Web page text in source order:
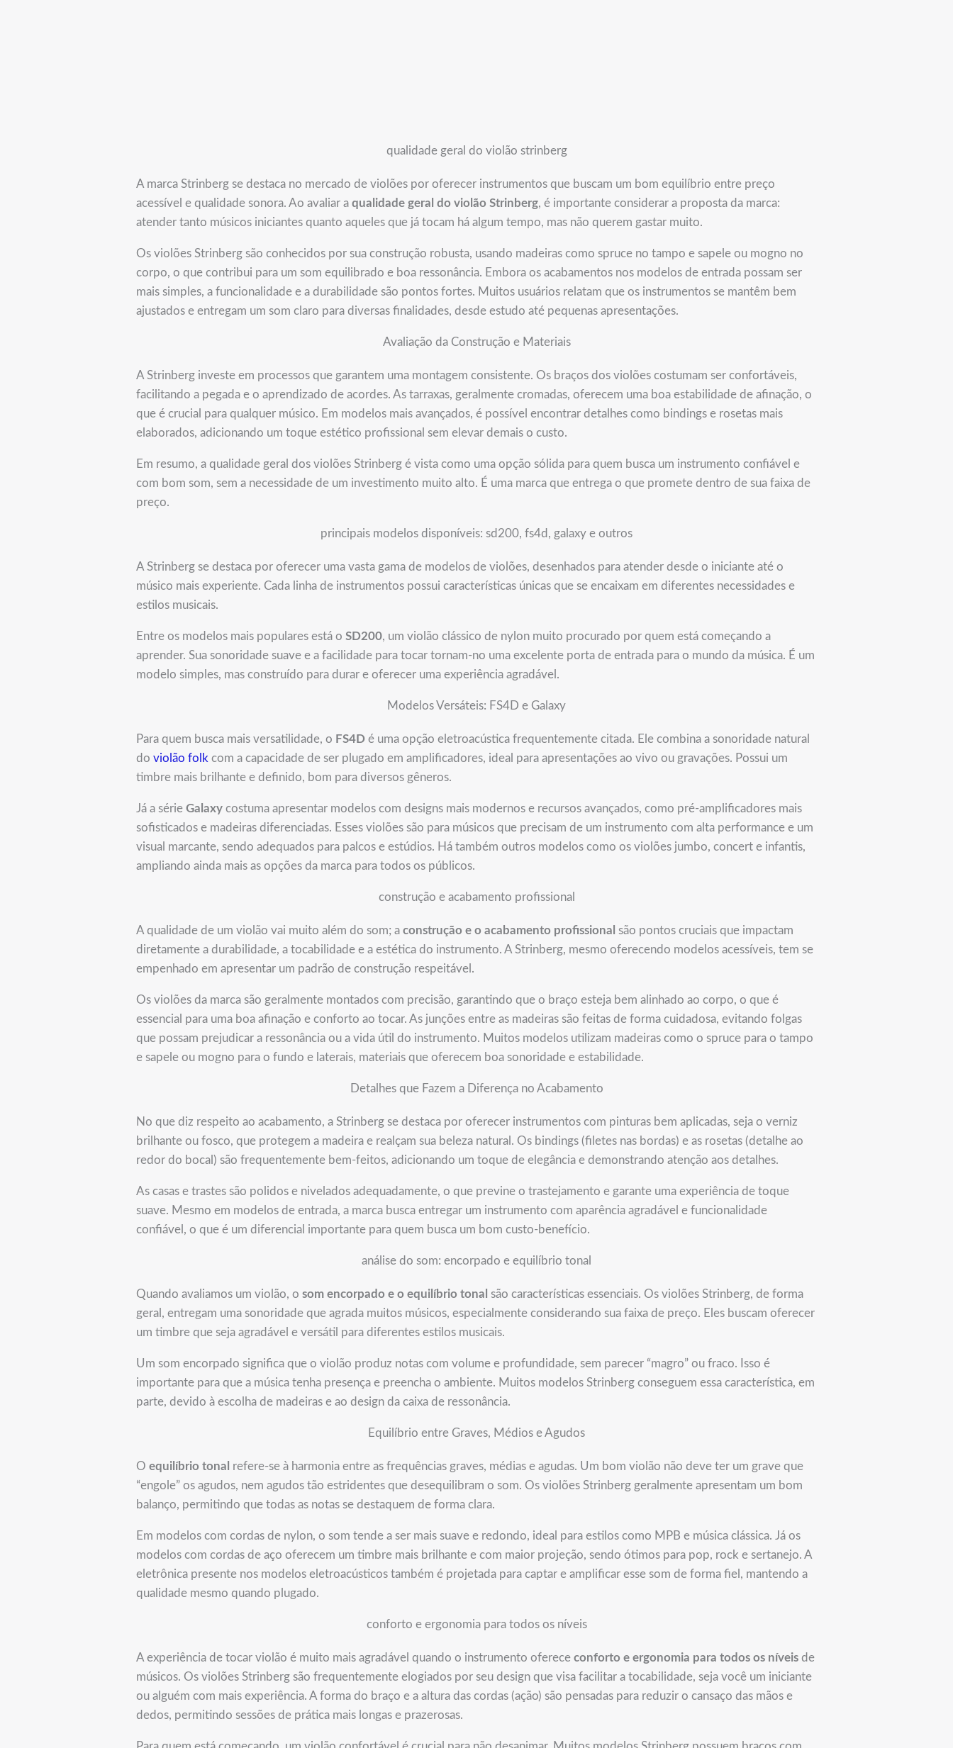
qualidade geral do violão strinberg
A marca Strinberg se destaca no mercado de violões por oferecer instrumentos que buscam um bom equilíbrio entre preço
acessível e qualidade sonora. Ao avaliar a qualidade geral do violão Strinberg, é importante considerar a proposta da marca:
atender tanto músicos iniciantes quanto aqueles que já tocam há algum tempo, mas não querem gastar muito.
Os violões Strinberg são conhecidos por sua construção robusta, usando madeiras como spruce no tampo e sapele ou mogno no
corpo, o que contribui para um som equilibrado e boa ressonância. Embora os acabamentos nos modelos de entrada possam ser
mais simples, a funcionalidade e a durabilidade são pontos fortes. Muitos usuários relatam que os instrumentos se mantêm bem
ajustados e entregam um som claro para diversas finalidades, desde estudo até pequenas apresentações.
Avaliação da Construção e Materiais
A Strinberg investe em processos que garantem uma montagem consistente. Os braços dos violões costumam ser confortáveis,
facilitando a pegada e o aprendizado de acordes. As tarraxas, geralmente cromadas, oferecem uma boa estabilidade de afinação, o
que é crucial para qualquer músico. Em modelos mais avançados, é possível encontrar detalhes como bindings e rosetas mais
elaborados, adicionando um toque estético profissional sem elevar demais o custo.
Em resumo, a qualidade geral dos violões Strinberg é vista como uma opção sólida para quem busca um instrumento confiável e
com bom som, sem a necessidade de um investimento muito alto. É uma marca que entrega o que promete dentro de sua faixa de
preço.
principais modelos disponíveis: sd200, fs4d, galaxy e outros
A Strinberg se destaca por oferecer uma vasta gama de modelos de violões, desenhados para atender desde o iniciante até o
músico mais experiente. Cada linha de instrumentos possui características únicas que se encaixam em diferentes necessidades e
estilos musicais.
Entre os modelos mais populares está o SD200, um violão clássico de nylon muito procurado por quem está começando a
aprender. Sua sonoridade suave e a facilidade para tocar tornam-no uma excelente porta de entrada para o mundo da música. É um
modelo simples, mas construído para durar e oferecer uma experiência agradável.
Modelos Versáteis: FS4D e Galaxy
Para quem busca mais versatilidade, o FS4D é uma opção eletroacústica frequentemente citada. Ele combina a sonoridade natural
do violão folk com a capacidade de ser plugado em amplificadores, ideal para apresentações ao vivo ou gravações. Possui um
timbre mais brilhante e definido, bom para diversos gêneros.
Já a série Galaxy costuma apresentar modelos com designs mais modernos e recursos avançados, como pré-amplificadores mais
sofisticados e madeiras diferenciadas. Esses violões são para músicos que precisam de um instrumento com alta performance e um
visual marcante, sendo adequados para palcos e estúdios. Há também outros modelos como os violões jumbo, concert e infantis,
ampliando ainda mais as opções da marca para todos os públicos.
construção e acabamento profissional
A qualidade de um violão vai muito além do som; a construção e o acabamento profissional são pontos cruciais que impactam
diretamente a durabilidade, a tocabilidade e a estética do instrumento. A Strinberg, mesmo oferecendo modelos acessíveis, tem se
empenhado em apresentar um padrão de construção respeitável.
Os violões da marca são geralmente montados com precisão, garantindo que o braço esteja bem alinhado ao corpo, o que é
essencial para uma boa afinação e conforto ao tocar. As junções entre as madeiras são feitas de forma cuidadosa, evitando folgas
que possam prejudicar a ressonância ou a vida útil do instrumento. Muitos modelos utilizam madeiras como o spruce para o tampo
e sapele ou mogno para o fundo e laterais, materiais que oferecem boa sonoridade e estabilidade.
Detalhes que Fazem a Diferença no Acabamento
No que diz respeito ao acabamento, a Strinberg se destaca por oferecer instrumentos com pinturas bem aplicadas, seja o verniz
brilhante ou fosco, que protegem a madeira e realçam sua beleza natural. Os bindings (filetes nas bordas) e as rosetas (detalhe ao
redor do bocal) são frequentemente bem-feitos, adicionando um toque de elegância e demonstrando atenção aos detalhes.
As casas e trastes são polidos e nivelados adequadamente, o que previne o trastejamento e garante uma experiência de toque
suave. Mesmo em modelos de entrada, a marca busca entregar um instrumento com aparência agradável e funcionalidade
confiável, o que é um diferencial importante para quem busca um bom custo-benefício.
análise do som: encorpado e equilíbrio tonal
Quando avaliamos um violão, o som encorpado e o equilíbrio tonal são características essenciais. Os violões Strinberg, de forma
geral, entregam uma sonoridade que agrada muitos músicos, especialmente considerando sua faixa de preço. Eles buscam oferecer
um timbre que seja agradável e versátil para diferentes estilos musicais.
Um som encorpado significa que o violão produz notas com volume e profundidade, sem parecer “magro” ou fraco. Isso é
importante para que a música tenha presença e preencha o ambiente. Muitos modelos Strinberg conseguem essa característica, em
parte, devido à escolha de madeiras e ao design da caixa de ressonância.
Equilíbrio entre Graves, Médios e Agudos
O equilíbrio tonal refere-se à harmonia entre as frequências graves, médias e agudas. Um bom violão não deve ter um grave que
“engole” os agudos, nem agudos tão estridentes que desequilibram o som. Os violões Strinberg geralmente apresentam um bom
balanço, permitindo que todas as notas se destaquem de forma clara.
Em modelos com cordas de nylon, o som tende a ser mais suave e redondo, ideal para estilos como MPB e música clássica. Já os
modelos com cordas de aço oferecem um timbre mais brilhante e com maior projeção, sendo ótimos para pop, rock e sertanejo. A
eletrônica presente nos modelos eletroacústicos também é projetada para captar e amplificar esse som de forma fiel, mantendo a
qualidade mesmo quando plugado.
conforto e ergonomia para todos os níveis
A experiência de tocar violão é muito mais agradável quando o instrumento oferece conforto e ergonomia para todos os níveis de
músicos. Os violões Strinberg são frequentemente elogiados por seu design que visa facilitar a tocabilidade, seja você um iniciante
ou alguém com mais experiência. A forma do braço e a altura das cordas (ação) são pensadas para reduzir o cansaço das mãos e
dedos, permitindo sessões de prática mais longas e prazerosas.